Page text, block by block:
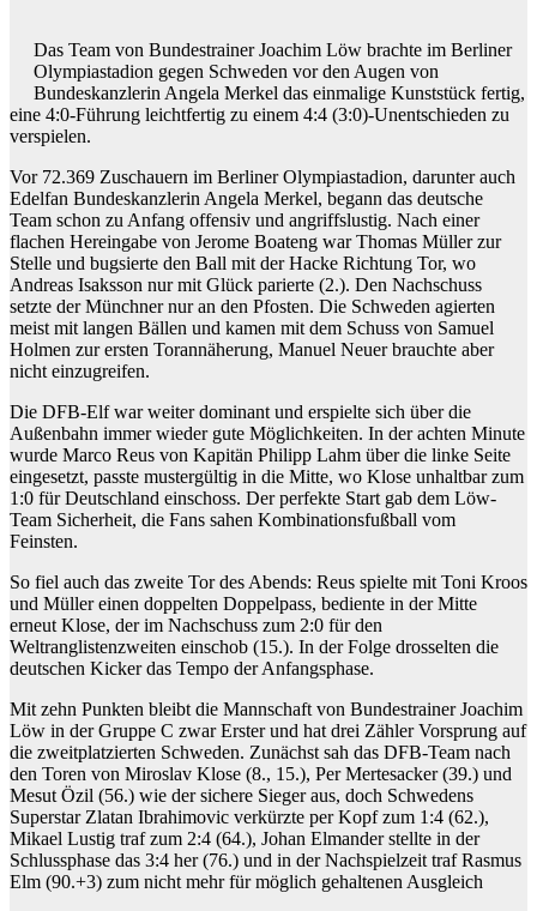
Das Team von Bundestrainer Joachim Löw brachte im Berliner
Olympiastadion gegen Schweden vor den Augen von
Bundeskanzlerin Angela Merkel das einmalige Kunststück fertig,
eine 4:0-Führung leichtfertig zu einem 4:4 (3:0)-Unentschieden zu
verspielen.
Vor 72.369 Zuschauern im Berliner Olympiastadion, darunter auch
Edelfan Bundeskanzlerin Angela Merkel, begann das deutsche
Team schon zu Anfang offensiv und angriffslustig. Nach einer
flachen Hereingabe von Jerome Boateng war Thomas Müller zur
Stelle und bugsierte den Ball mit der Hacke Richtung Tor, wo
Andreas Isaksson nur mit Glück parierte (2.). Den Nachschuss
setzte der Münchner nur an den Pfosten. Die Schweden agierten
meist mit langen Bällen und kamen mit dem Schuss von Samuel
Holmen zur ersten Torannäherung, Manuel Neuer brauchte aber
nicht einzugreifen.
Die DFB-Elf war weiter dominant und erspielte sich über die
Außenbahn immer wieder gute Möglichkeiten. In der achten Minute
wurde Marco Reus von Kapitän Philipp Lahm über die linke Seite
eingesetzt, passte mustergültig in die Mitte, wo Klose unhaltbar zum
1:0 für Deutschland einschoss. Der perfekte Start gab dem Löw-
Team Sicherheit, die Fans sahen Kombinationsfußball vom
Feinsten.
So fiel auch das zweite Tor des Abends: Reus spielte mit Toni Kroos
und Müller einen doppelten Doppelpass, bediente in der Mitte
erneut Klose, der im Nachschuss zum 2:0 für den
Weltranglistenzweiten einschob (15.). In der Folge drosselten die
deutschen Kicker das Tempo der Anfangsphase.
Mit zehn Punkten bleibt die Mannschaft von Bundestrainer Joachim
Löw in der Gruppe C zwar Erster und hat drei Zähler Vorsprung auf
die zweitplatzierten Schweden. Zunächst sah das DFB-Team nach
den Toren von Miroslav Klose (8., 15.), Per Mertesacker (39.) und
Mesut Özil (56.) wie der sichere Sieger aus, doch Schwedens
Superstar Zlatan Ibrahimovic verkürzte per Kopf zum 1:4 (62.),
Mikael Lustig traf zum 2:4 (64.), Johan Elmander stellte in der
Schlussphase das 3:4 her (76.) und in der Nachspielzeit traf Rasmus
Elm (90.+3) zum nicht mehr für möglich gehaltenen Ausgleich